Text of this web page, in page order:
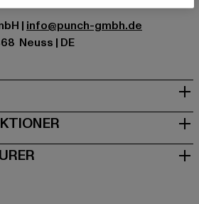
| info@punch-gmbh.de
Neuss | DE